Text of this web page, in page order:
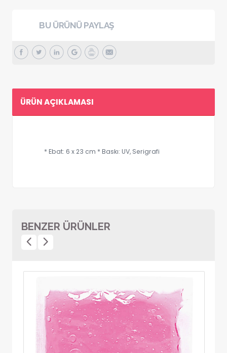
BU ÜRÜNÜ PAYLAŞ
ÜRÜN AÇIKLAMASI
* Ebat: 6 x 23 cm * Baskı: UV, Serigrafi
BENZER ÜRÜNLER